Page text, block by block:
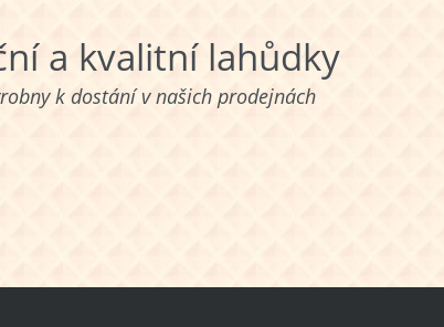
a kvalitní lahůdky
k dostání v našich prodejnách